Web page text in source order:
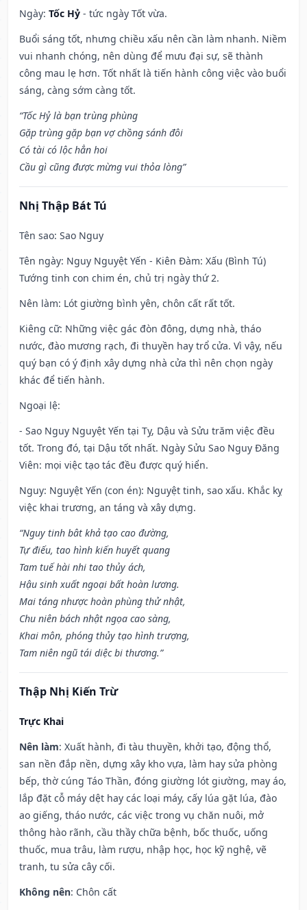
Ngày: Tốc Hỷ - tức ngày Tốt vừa.
Buổi sáng tốt, nhưng chiều xấu nên cần làm nhanh. Niềm
vui nhanh chóng, nên dùng để mưu đại sự, sẽ thành
công mau lẹ hơn. Tốt nhất là tiến hành công việc vào buổi
sáng, càng sớm càng tốt.
“Tốc Hỷ là bạn trùng phùng
Gặp trùng gặp bạn vợ chồng sánh đôi
Có tài có lộc hẳn hoi
Cầu gì cũng được mừng vui thỏa lòng”
Nhị Thập Bát Tú
Tên sao: Sao Nguy
Tên ngày: Nguy Nguyệt Yến - Kiên Đàm: Xấu (Bình Tú)
Tướng tinh con chim én, chủ trị ngày thứ 2.
Nên làm: Lót giường bình yên, chôn cất rất tốt.
Kiêng cữ: Những việc gác đòn đông, dựng nhà, tháo
nước, đào mương rạch, đi thuyền hay trổ cửa. Vì vậy, nếu
quý bạn có ý định xây dựng nhà cửa thì nên chọn ngày
khác để tiến hành.
Ngoại lệ:
- Sao Nguy Nguyệt Yến tại Tỵ, Dậu và Sửu trăm việc đều
tốt. Trong đó, tại Dậu tốt nhất. Ngày Sửu Sao Nguy Đăng
Viên: mọi việc tạo tác đều được quý hiển.
Nguy: Nguyệt Yến (con én): Nguyệt tinh, sao xấu. Khắc kỵ
việc khai trương, an táng và xây dựng.
“Nguy tinh bât khả tạo cao đường,
Tự điếu, tao hình kiến huyết quang
Tam tuế hài nhi tao thủy ách,
Hậu sinh xuất ngoại bất hoàn lương.
Mai táng nhược hoàn phùng thử nhật,
Chu niên bách nhật ngọa cao sàng,
Khai môn, phóng thủy tạo hình trượng,
Tam niên ngũ tái diệc bi thương.”
Thập Nhị Kiến Trừ
Trực Khai
Nên làm: Xuất hành, đi tàu thuyền, khởi tạo, động thổ,
san nền đắp nền, dựng xây kho vựa, làm hay sửa phòng
bếp, thờ cúng Táo Thần, đóng giường lót giường, may áo,
lắp đặt cỗ máy dệt hay các loại máy, cấy lúa gặt lúa, đào
ao giếng, tháo nước, các việc trong vụ chăn nuôi, mở
thông hào rãnh, cầu thầy chữa bệnh, bốc thuốc, uống
thuốc, mua trâu, làm rượu, nhập học, học kỹ nghệ, vẽ
tranh, tu sửa cây cối.
Không nên: Chôn cất